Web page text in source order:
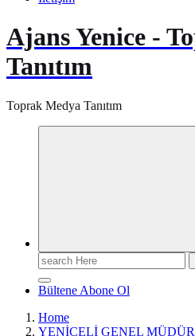
Ajans Yenice -
Tanıtım
Toprak Medya Tanıtım
Search
for:
Bültene Abone Ol
Home
YENİCELİ GENEL